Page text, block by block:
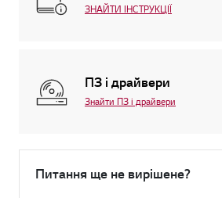
ЗНАЙТИ ІНСТРУКЦІЇ
ПЗ і драйвери
Знайти ПЗ і драйвери
Питання ще не вирішене?